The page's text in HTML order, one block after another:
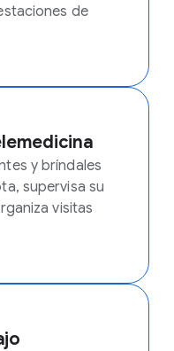
de
y bríndales
supervisa su
visitas